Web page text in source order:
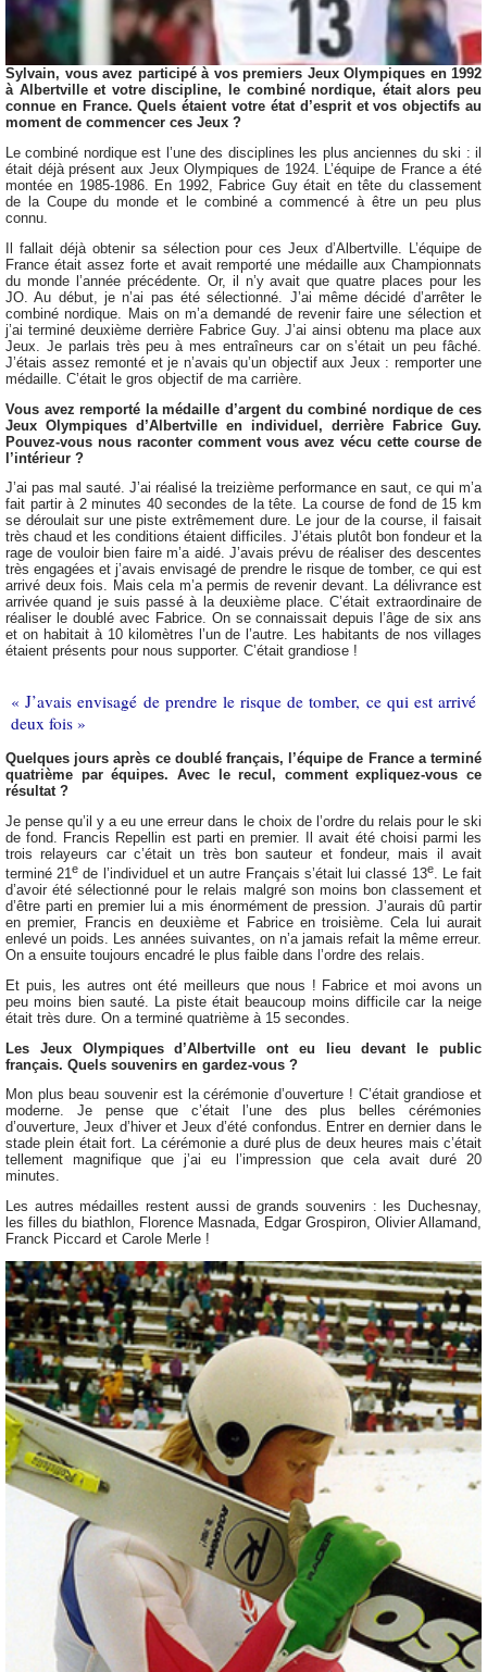
Sylvain, vous avez participé à vos premiers Jeux Olympiques en 1992
à Albertville et votre discipline, le combiné nordique, était alors peu
connue en France. Quels étaient votre état d’esprit et vos objectifs au
moment de commencer ces Jeux ?
Le combiné nordique est l’une des disciplines les plus anciennes du ski : il
était déjà présent aux Jeux Olympiques de 1924. L’équipe de France a été
montée en 1985-1986. En 1992, Fabrice Guy était en tête du classement
de la Coupe du monde et le combiné a commencé à être un peu plus
connu.
Il fallait déjà obtenir sa sélection pour ces Jeux d’Albertville. L’équipe de
France était assez forte et avait remporté une médaille aux Championnats
du monde l’année précédente. Or, il n’y avait que quatre places pour les
JO. Au début, je n’ai pas été sélectionné. J’ai même décidé d’arrêter le
combiné nordique. Mais on m’a demandé de revenir faire une sélection et
j’ai terminé deuxième derrière Fabrice Guy. J’ai ainsi obtenu ma place aux
Jeux. Je parlais très peu à mes entraîneurs car on s’était un peu fâché.
J’étais assez remonté et je n’avais qu’un objectif aux Jeux : remporter une
médaille. C’était le gros objectif de ma carrière.
Vous avez remporté la médaille d’argent du combiné nordique de ces
Jeux Olympiques d’Albertville en individuel, derrière Fabrice Guy.
Pouvez-vous nous raconter comment vous avez vécu cette course de
l’intérieur ?
J’ai pas mal sauté. J’ai réalisé la treizième performance en saut, ce qui m’a
fait partir à 2 minutes 40 secondes de la tête. La course de fond de 15 km
se déroulait sur une piste extrêmement dure. Le jour de la course, il faisait
très chaud et les conditions étaient difficiles. J’étais plutôt bon fondeur et la
rage de vouloir bien faire m’a aidé. J’avais prévu de réaliser des descentes
très engagées et j’avais envisagé de prendre le risque de tomber, ce qui est
arrivé deux fois. Mais cela m’a permis de revenir devant. La délivrance est
arrivée quand je suis passé à la deuxième place. C’était extraordinaire de
réaliser le doublé avec Fabrice. On se connaissait depuis l’âge de six ans
et on habitait à 10 kilomètres l’un de l’autre. Les habitants de nos villages
étaient présents pour nous supporter. C’était grandiose !
« J’avais envisagé de prendre le risque de tomber, ce qui est arrivé
deux fois »
Quelques jours après ce doublé français, l’équipe de France a terminé
quatrième par équipes. Avec le recul, comment expliquez-vous ce
résultat ?
Je pense qu’il y a eu une erreur dans le choix de l’ordre du relais pour le ski
de fond. Francis Repellin est parti en premier. Il avait été choisi parmi les
trois relayeurs car c’était un très bon sauteur et fondeur, mais il avait
terminé 21e de l’individuel et un autre Français s’était lui classé 13e. Le fait
d’avoir été sélectionné pour le relais malgré son moins bon classement et
d’être parti en premier lui a mis énormément de pression. J’aurais dû partir
en premier, Francis en deuxième et Fabrice en troisième. Cela lui aurait
enlevé un poids. Les années suivantes, on n’a jamais refait la même erreur.
On a ensuite toujours encadré le plus faible dans l’ordre des relais.
Et puis, les autres ont été meilleurs que nous ! Fabrice et moi avons un
peu moins bien sauté. La piste était beaucoup moins difficile car la neige
était très dure. On a terminé quatrième à 15 secondes.
Les Jeux Olympiques d’Albertville ont eu lieu devant le public
français. Quels souvenirs en gardez-vous ?
Mon plus beau souvenir est la cérémonie d’ouverture ! C’était grandiose et
moderne. Je pense que c’était l’une des plus belles cérémonies
d’ouverture, Jeux d’hiver et Jeux d’été confondus. Entrer en dernier dans le
stade plein était fort. La cérémonie a duré plus de deux heures mais c’était
tellement magnifique que j’ai eu l’impression que cela avait duré 20
minutes.
Les autres médailles restent aussi de grands souvenirs : les Duchesnay,
les filles du biathlon, Florence Masnada, Edgar Grospiron, Olivier Allamand,
Franck Piccard et Carole Merle !